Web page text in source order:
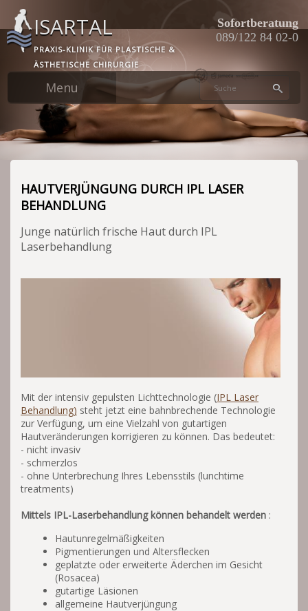
Skip
main
content
ISARTAL
PRAXIS-KLINIK FÜR PLASTISCHE &
ÄSTHETISCHE CHIRURGIE
Sofortberatung
089/122 84 02-0
HAUTVERJÜNGUNG DURCH IPL LASER
BEHANDLUNG
Junge natürlich frische Haut durch IPL
Laserbehandlung
Mit der intensiv gepulsten Lichttechnologie (IPL Laser
Behandlung) steht jetzt eine bahnbrechende Technologie
zur Verfügung, um eine Vielzahl von gutartigen
Hautveränderungen korrigieren zu können. Das bedeutet:
- nicht invasiv
- schmerzlos
- ohne Unterbrechung Ihres Lebensstils (lunchtime
treatments)
Mittels IPL-Laserbehandlung können behandelt werden :
Hautunregelmäßigkeiten
Pigmentierungen und Altersflecken
geplatzte oder erweiterte Äderchen im Gesicht
(Rosacea)
gutartige Läsionen
allgemeine Hautverjüngung